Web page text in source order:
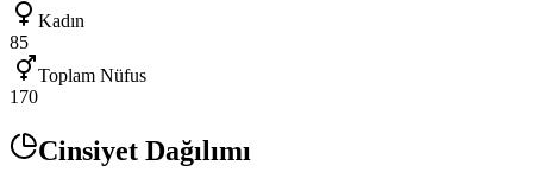
Kadın
85
Toplam Nüfus
170
Cinsiyet Dağılımı